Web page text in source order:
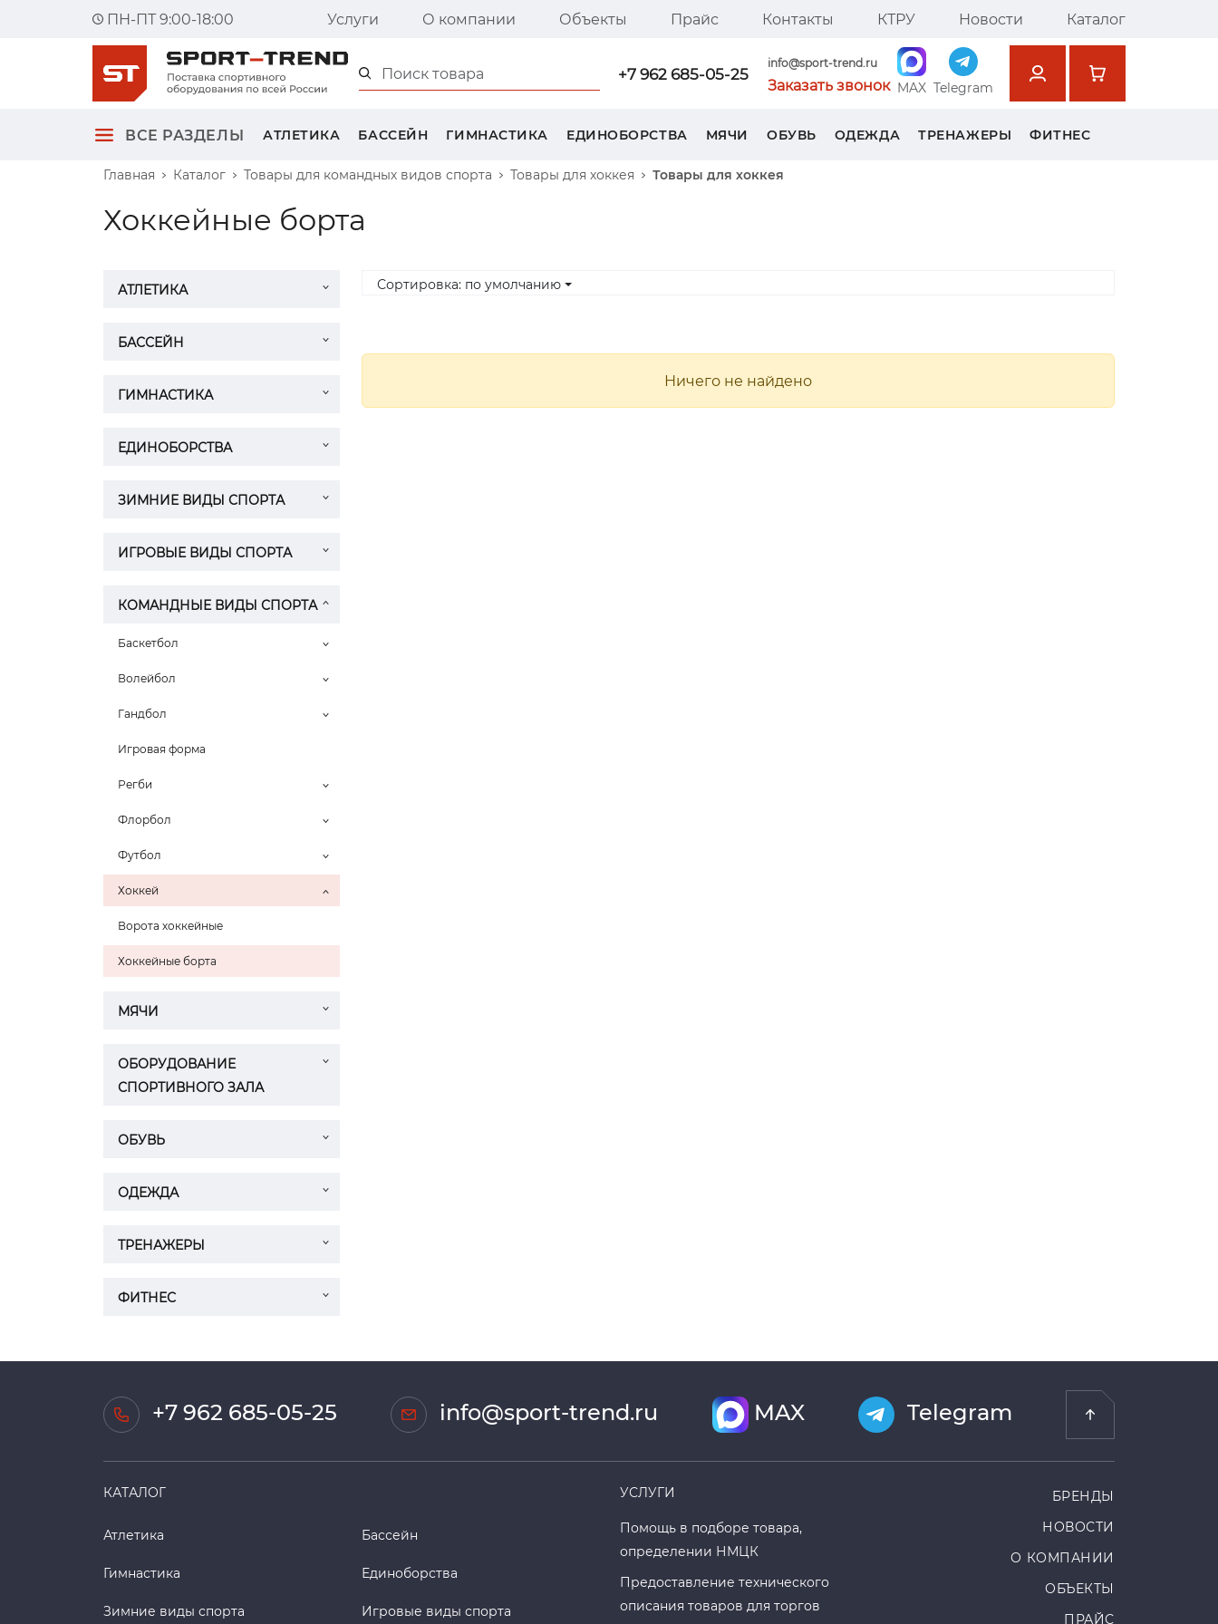
ПН-ПТ 9:00-18:00 Услуги О компании Объекты Прайс Контакты КТРУ Новости
Каталог
+7 962 685-05-25
info@sport-trend.ru
Заказать звонок MAX Telegram
ВСЕ РАЗДЕЛЫ АТЛЕТИКА БАССЕЙН ГИМНАСТИКА ЕДИНОБОРСТВА МЯЧИ ОБУВЬ ОДЕЖДА ТРЕНАЖЕРЫ ФИТНЕС
Главная Каталог Товары для командных видов спорта Товары для хоккея Товары для хоккея
Хоккейные борта
АТЛЕТИКА
БАССЕЙН
ГИМНАСТИКА
ЕДИНОБОРСТВА
ЗИМНИЕ ВИДЫ СПОРТА
ИГРОВЫЕ ВИДЫ СПОРТА
КОМАНДНЫЕ ВИДЫ СПОРТА
Баскетбол
Волейбол
Гандбол
Игровая форма
Регби
Флорбол
Футбол
Хоккей
Ворота хоккейные
Хоккейные борта
МЯЧИ
ОБОРУДОВАНИЕ
СПОРТИВНОГО ЗАЛА
ОБУВЬ
ОДЕЖДА
ТРЕНАЖЕРЫ
ФИТНЕС
Сортировка: по умолчанию
Ничего не найдено
+7 962 685-05-25 info@sport-trend.ru MAX Telegram
КАТАЛОГ
Атлетика Бассейн
Гимнастика Единоборства
Зимние виды спорта Игровые виды спорта
УСЛУГИ
Помощь в подборе товара,
определении НМЦК
Предоставление технического
описания товаров для торгов
БРЕНДЫ
НОВОСТИ
О КОМПАНИИ
ОБЪЕКТЫ
ПРАЙС